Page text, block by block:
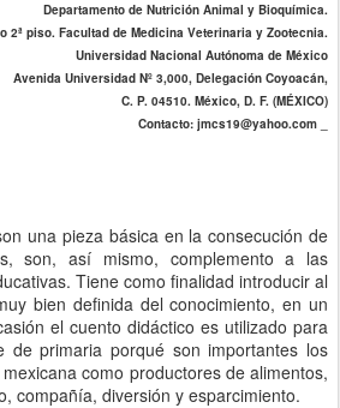
Departamento de Nutrición Animal y Bioquímica.
2ª piso. Facultad de Medicina Veterinaria y Zootecnia.
Universidad Nacional Autónoma de México
Avenida Universidad Nº 3,000, Delegación Coyoacán,
C. P. 04510. México, D. F. (MÉXICO)
Contacto: jmcs19@yahoo.com _
una pieza básica en la consecución de
son, así mismo, complemento a las
Tiene como finalidad introducir al
bien definida del conocimiento, en un
el cuento didáctico es utilizado para
de primaria porqué son importantes los
como productores de alimentos,
compañía, diversión y esparcimiento.